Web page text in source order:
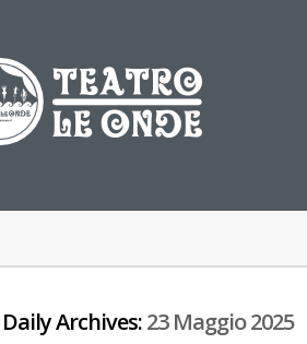
Daily Archives:23 Maggio 2025